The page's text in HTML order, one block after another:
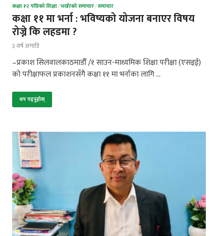
कक्षा १२ पछिको शिक्षा/भर्खरको समाचार/समाचार
कक्षा ११ मा भर्ना : भविष्यको योजना बनाएर विषय
रोज्ने कि लहडमा ?
३ वर्ष अगाडि
–प्रकाश सिलवालकाठमाडौँ /१ साउन-माध्यमिक शिक्षा परीक्षा (एसइई)
को परीक्षाफल प्रकाशनसँगै कक्षा ११ मा भर्नाका लागि …
थप पढ्नुहोस्